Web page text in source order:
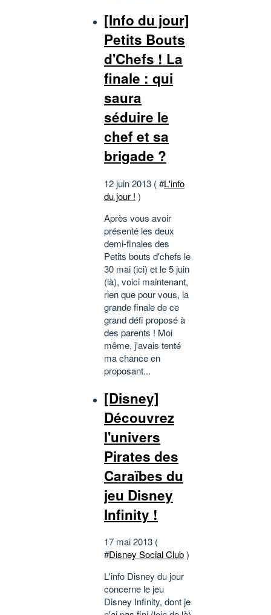
[Info du jour]
Petits Bouts
d'Chefs ! La
finale : qui
saura
séduire le
chef et sa
brigade ?
12 juin 2013 ( #L'info
du jour ! )
Après vous avoir
présenté les deux
demi-finales des
Petits bouts d'chefs le
30 mai (ici) et le 5 juin
(là), voici maintenant,
rien que pour vous, la
grande finale de ce
grand défi proposé à
des parents ! Moi
même, j'avais tenté
ma chance en
proposant...
[Disney]
Découvrez
l'univers
Pirates des
Caraïbes du
jeu Disney
Infinity !
17 mai 2013 (
#Disney Social Club)
L'info Disney du jour
concerne le jeu
Disney Infinity, dont je